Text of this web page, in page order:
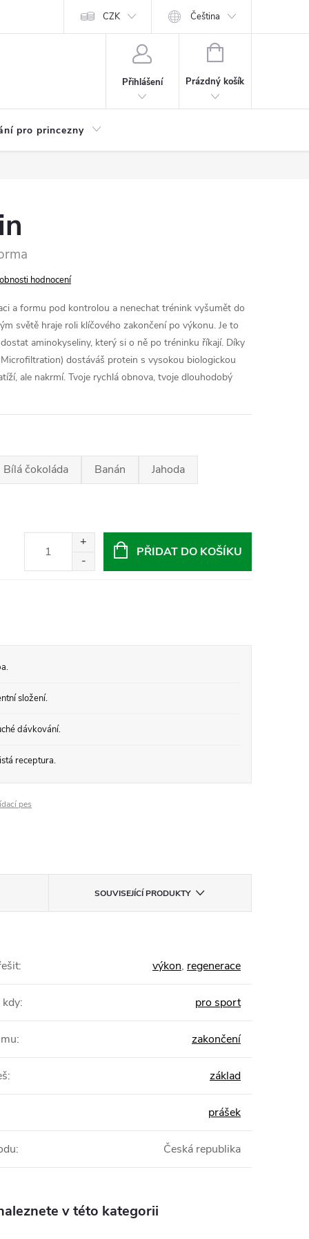
CZK Čeština
Přihlášení
NÁKUPNÍ
Prázdný košík
pro princezny
hodnocení
a formu pod kontrolou a nenechat trénink vyšumět do
světě hraje roli klíčového zakončení po výkonu. Je to
aminokyseliny, který si o ně po tréninku říkají. Díky
dostáváš protein s vysokou biologickou
ale nakrmí. Tvoje rychlá obnova, tvoje dlouhodobý
Bílá čokoláda Banán Jahoda
PŘIDAT DO KOŠÍKU
složení.
dávkování.
receptura.
pes
SOUVISEJÍCÍ PRODUKTY
: výkon, regenerace
kdy: pro sport
: zakončení
: základ
prášek
: Česká republika
v této kategorii